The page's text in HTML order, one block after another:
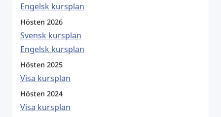
Engelsk kursplan
Hösten 2026
Svensk kursplan
Engelsk kursplan
Hösten 2025
Visa kursplan
Hösten 2024
Visa kursplan